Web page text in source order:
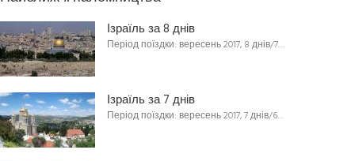
Ізраїль за 8 днів
Період поїздки: вересень 2017, 8 днів/7…
Ізраїль за 7 днів
Період поїздки: вересень 2017, 7 днів/6…